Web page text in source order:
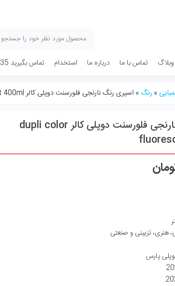
وبلاگ تماس با ما درباره ما استخدام تماس بگیرید 01342244635
» رنگ » اسپری رنگ نارنجی فلورسنت دوپلی کالر dupli color fluorescent 400ml
اسپری رنگ نارنجی فلورسنت دوپلی کالر dupli color
هنری، تزیینی و صنعتی
پارس